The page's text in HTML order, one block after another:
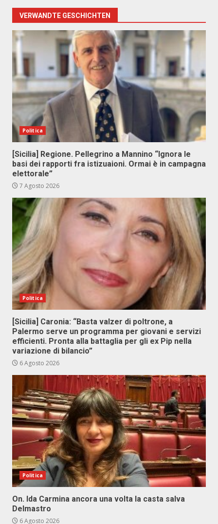
VERWANDTE GESCHICHTEN
Politica
[Sicilia] Regione. Pellegrino a Mannino “Ignora le
basi dei rapporti fra istizuaioni. Ormai è in campagna
elettorale”
7 Agosto 2026
Politica
[Sicilia] Caronia: “Basta valzer di poltrone, a
Palermo serve un programma per giovani e servizi
efficienti. Pronta alla battaglia per gli ex Pip nella
variazione di bilancio”
6 Agosto 2026
Politica
On. Ida Carmina ancora una volta la casta salva
Delmastro
6 Agosto 2026